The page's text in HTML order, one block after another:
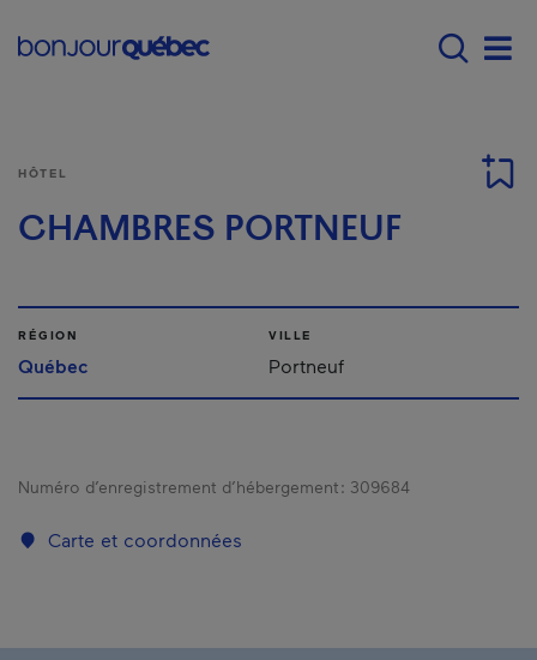
Main navigation -
HÔTEL
CHAMBRES PORTNEUF
RÉGION
Québec
VILLE
Portneuf
Numéro d’enregistrement d’hébergement : 309684
Carte et coordonnées